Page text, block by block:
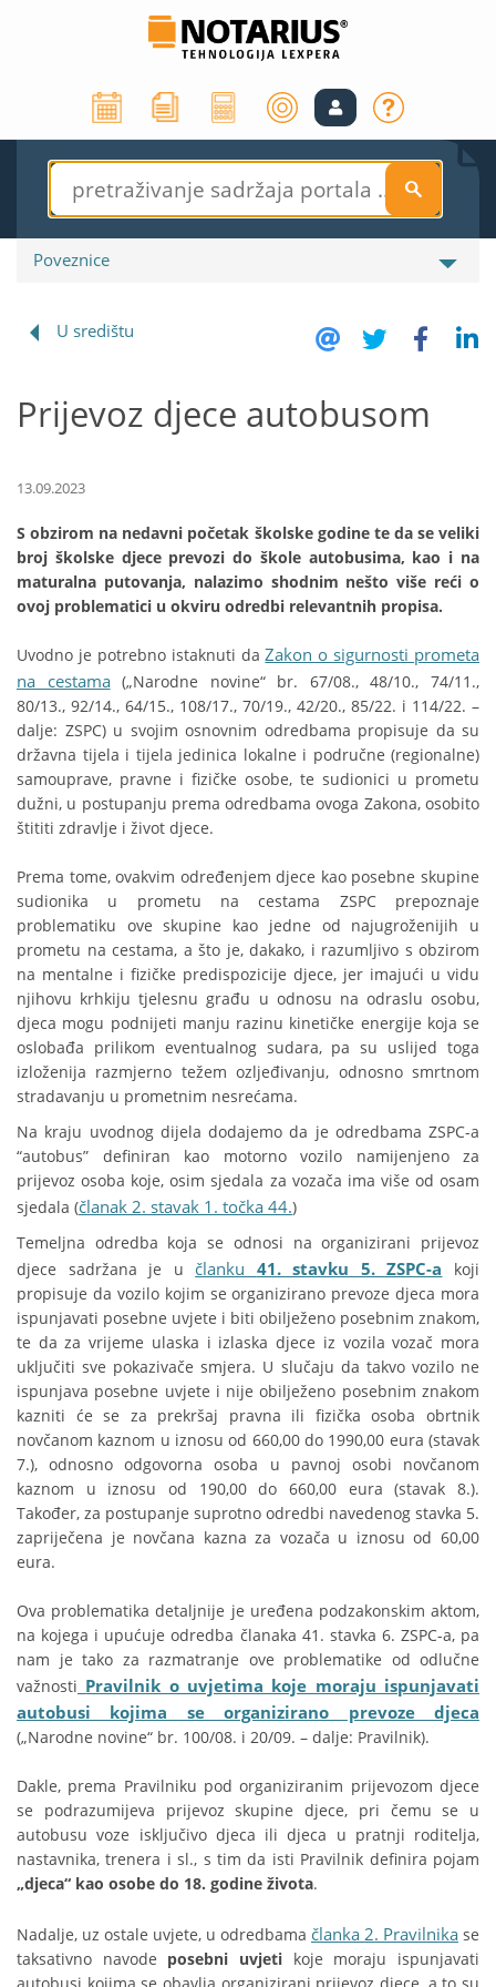
S
Poveznice
U središtu
Prijevoz djece autobusom
13.09.2023
S obzirom na nedavni početak školske godine te da se veliki
broj školske djece prevozi do škole autobusima, kao i na
maturalna putovanja, nalazimo shodnim nešto više reći o
ovoj problematici u okviru odredbi relevantnih propisa.
Uvodno je potrebno istaknuti daZakon o sigurnosti prometa
na cestama(„Narodne novine“ br. 67/08., 48/10., 74/11.,
80/13., 92/14., 64/15., 108/17., 70/19., 42/20., 85/22. i 114/22. –
dalje: ZSPC) u svojim osnovnim odredbama propisuje da su
državna tijela i tijela jedinica lokalne i područne (regionalne)
samouprave, pravne i fizičke osobe, te sudionici u prometu
dužni, u postupanju prema odredbama ovoga Zakona, osobito
štititi zdravlje i život djece.
Prema tome, ovakvim određenjem djece kao posebne skupine
sudionika u prometu na cestama ZSPC prepoznaje
problematiku ove skupine kao jedne od najugroženijih u
prometu na cestama, a što je, dakako, i razumljivo s obzirom
na mentalne i fizičke predispozicije djece, jer imajući u vidu
njihovu krhkiju tjelesnu građu u odnosu na odraslu osobu,
djeca mogu podnijeti manju razinu kinetičke energije koja se
oslobađa prilikom eventualnog sudara, pa su uslijed toga
izloženija razmjerno težem ozljeđivanju, odnosno smrtnom
stradavanju u prometnim nesrećama.
Na kraju uvodnog dijela dodajemo da je odredbama ZSPC-a
“autobus” definiran kao motorno vozilo namijenjeno za
prijevoz osoba koje, osim sjedala za vozača ima više od osam
sjedala (članak 2. stavak 1. točka 44.)
Temeljna odredba koja se odnosi na organizirani prijevoz
djece sadržana je u članku 41. stavku 5. ZSPC-a koji
propisuje da vozilo kojim se organizirano prevoze djeca mora
ispunjavati posebne uvjete i biti obilježeno posebnim znakom,
te da za vrijeme ulaska i izlaska djece iz vozila vozač mora
uključiti sve pokazivače smjera. U slučaju da takvo vozilo ne
ispunjava posebne uvjete i nije obilježeno posebnim znakom
kazniti će se za prekršaj pravna ili fizička osoba obrtnik
novčanom kaznom u iznosu od 660,00 do 1990,00 eura (stavak
7.), odnosno odgovorna osoba u pavnoj osobi novčanom
kaznom u iznosu od 190,00 do 660,00 eura (stavak 8.).
Također, za postupanje suprotno odredbi navedenog stavka 5.
zapriječena je novčana kazna za vozača u iznosu od 60,00
eura.
Ova problematika detaljnije je uređena podzakonskim aktom,
na kojega i upućuje odredba članaka 41. stavka 6. ZSPC-a, pa
nam je tako za razmatranje ove problematike od odlučne
važnosti Pravilnik o uvjetima koje moraju ispunjavati
autobusi kojima se organizirano prevoze djeca
(„Narodne novine“ br. 100/08. i 20/09. – dalje: Pravilnik).
Dakle, prema Pravilniku pod organiziranim prijevozom djece
se podrazumijeva prijevoz skupine djece, pri čemu se u
autobusu voze isključivo djeca ili djeca u pratnji roditelja,
nastavnika, trenera i sl., s tim da isti Pravilnik definira pojam
„djeca“ kao osobe do 18. godine života.
Nadalje, uz ostale uvjete, u odredbama članka 2. Pravilnika se
taksativno navode posebni uvjeti koje moraju ispunjavati